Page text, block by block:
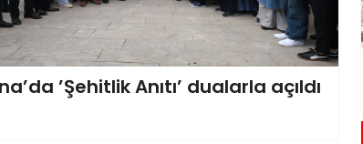
’Şehitlik Anıtı’ dualarla açıldı